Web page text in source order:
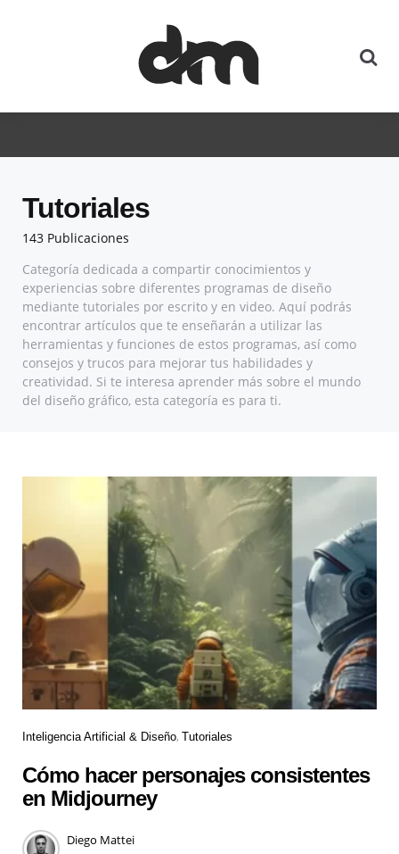
143 Publicaciones
Tutoriales
Categoría dedicada a compartir conocimientos y
experiencias sobre diferentes programas de diseño
mediante tutoriales por escrito y en video. Aquí podrás
encontrar artículos que te enseñarán a utilizar las
herramientas y funciones de estos programas, así como
consejos y trucos para mejorar tus habilidades y
creatividad. Si te interesa aprender más sobre el mundo
del diseño gráfico, esta categoría es para ti.
Inteligencia Artificial & Diseño Tutoriales
Cómo hacer personajes consistentes
en Midjourney
Diego Mattei